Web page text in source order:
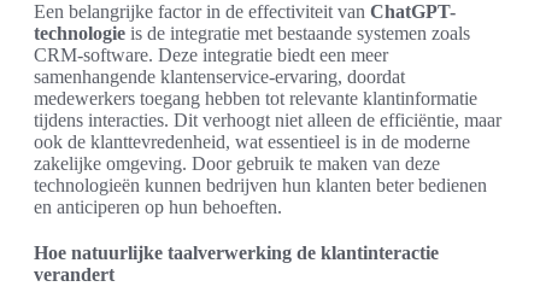
Een belangrijke factor in de effectiviteit van ChatGPT-
technologie is de integratie met bestaande systemen zoals
CRM-software. Deze integratie biedt een meer
samenhangende klantenservice-ervaring, doordat
medewerkers toegang hebben tot relevante klantinformatie
tijdens interacties. Dit verhoogt niet alleen de efficiëntie, maar
ook de klanttevredenheid, wat essentieel is in de moderne
zakelijke omgeving. Door gebruik te maken van deze
technologieën kunnen bedrijven hun klanten beter bedienen
en anticiperen op hun behoeften.
Hoe natuurlijke taalverwerking de klantinteractie
verandert